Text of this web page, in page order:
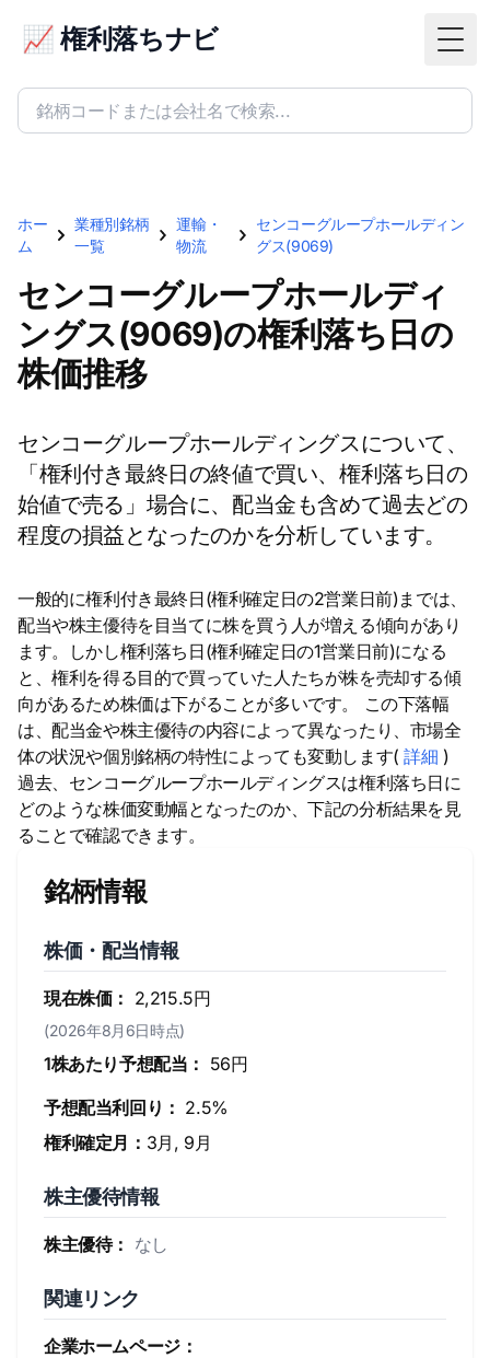
📈 権利落ちナビ
ホー
ム
業種別銘柄
一覧
運輸・
物流
センコーグループホールディン
グス(9069)
センコーグループホールディ
ングス(9069)の権利落ち日の
株価推移
センコーグループホールディングスについて、
「権利付き最終日の終値で買い、権利落ち日の
始値で売る」場合に、配当金も含めて過去どの
程度の損益となったのかを分析しています。
一般的に権利付き最終日(権利確定日の2営業日前)までは、
配当や株主優待を目当てに株を買う人が増える傾向があり
ます。しかし権利落ち日(権利確定日の1営業日前)になる
と、権利を得る目的で買っていた人たちが株を売却する傾
向があるため株価は下がることが多いです。 この下落幅
は、配当金や株主優待の内容によって異なったり、市場全
体の状況や個別銘柄の特性によっても変動します(詳細 )
過去、センコーグループホールディングスは権利落ち日に
どのような株価変動幅となったのか、下記の分析結果を見
ることで確認できます。
銘柄情報
株価・配当情報
現在株価： 2,215.5円
(2026年8月6日時点)
1株あたり予想配当： 56円
予想配当利回り： 2.5%
権利確定月： 3月, 9月
株主優待情報
株主優待： なし
関連リンク
企業ホームページ：